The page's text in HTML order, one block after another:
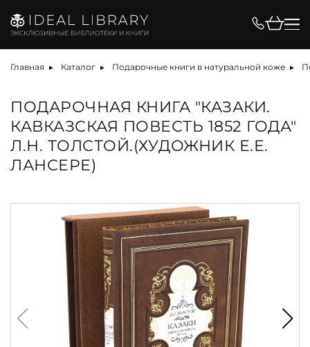
Главная Каталог Подарочные книги в натуральной коже
ПОДАРОЧНАЯ КНИГА "КАЗАКИ.
КАВКАЗСКАЯ ПОВЕСТЬ 1852 ГОДА"
Л.Н. ТОЛСТОЙ.(ХУДОЖНИК Е.Е.
ЛАНСЕРЕ)